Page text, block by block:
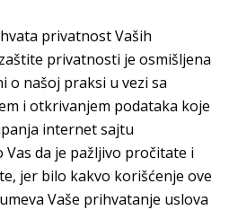
a
m
privatnost Vaših
privatnosti je osmišljena
o našoj praksi u vezi sa
i otkrivanjem podataka koje
internet sajtu
Vas da je pažljivo pročitate i
jer bilo kakvo korišćenje ove
Vaše prihvatanje uslova